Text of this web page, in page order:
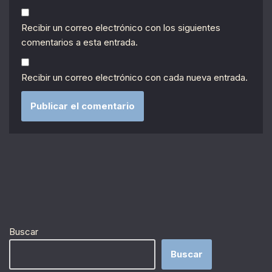
Recibir un correo electrónico con los siguientes
comentarios a esta entrada.
Recibir un correo electrónico con cada nueva entrada.
Buscar
Buscar